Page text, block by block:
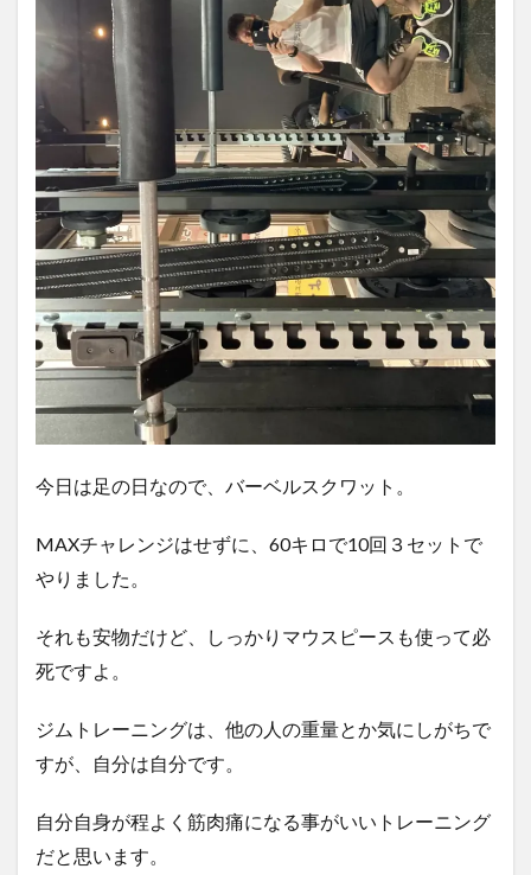
今日は足の日なので、バーベルスクワット。
MAXチャレンジはせずに、60キロで10回３セットで
やりました。
それも安物だけど、しっかりマウスピースも使って必
死ですよ。
ジムトレーニングは、他の人の重量とか気にしがちで
すが、自分は自分です。
自分自身が程よく筋肉痛になる事がいいトレーニング
だと思います。